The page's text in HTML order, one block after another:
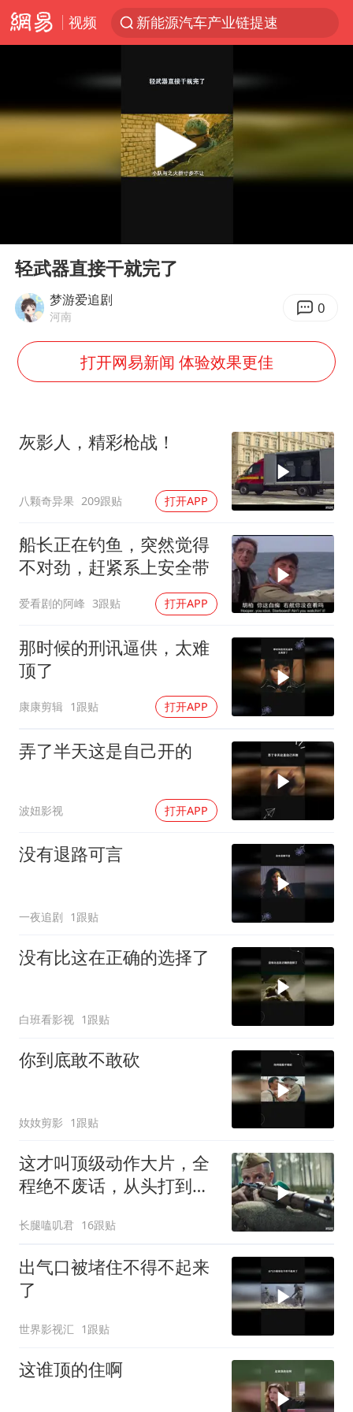
视频
新能源汽车产业链提速
贾冰私人饭局被偷拍
大疆错失宇树
辽宁28名务农人员中暑死亡？官方辟谣
演员秦焰去世 曾出演《狂飙》
医疗垃圾做手机壳 这也是谋财害命
白海豚突然大拐弯 走出罕见路线
朱一龙的鼻子怎么了
成都多趟列车临时停运
下党之路
Play
轻武器直接干就完了
梦游爱追剧
河南 0
打开网易新闻 体验效果更佳
灰影人，精彩枪战！
八颗奇异果 209跟贴 打开APP
船长正在钓鱼，突然觉得
不对劲，赶紧系上安全带
爱看剧的阿峰 3跟贴 打开APP
那时候的刑讯逼供，太难
顶了
康康剪辑 1跟贴 打开APP
弄了半天这是自己开的
波妞影视 打开APP
没有退路可言
一夜追剧 1跟贴
没有比这在正确的选择了
白班看影视 1跟贴
你到底敢不敢砍
奻奻剪影 1跟贴
这才叫顶级动作大片，全
程绝不废话，从头打到
长腿嗑叽君 16跟贴
出气口被堵住不得不起来
了
世界影视汇 1跟贴
这谁顶的住啊